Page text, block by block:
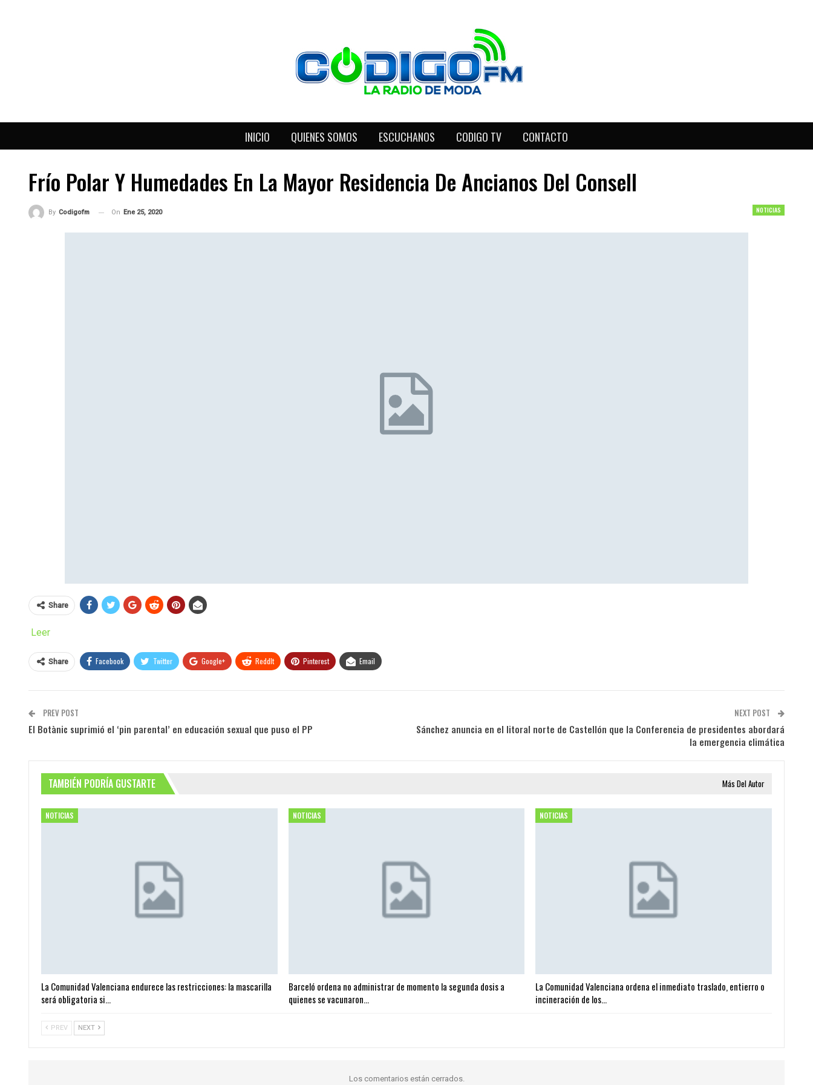
INICIO QUIENES SOMOS ESCUCHANOS CODIGO TV CONTACTO
Frío Polar Y Humedades En La Mayor Residencia De Ancianos Del Consell
NOTICIAS
By Codigofm On Ene 25, 2020
Share
Leer
Share Facebook Twitter Google+ ReddIt Pinterest Email
PREV POST
El Botànic suprimió el ‘pin parental’ en educación sexual que puso el PP
NEXT POST
Sánchez anuncia en el litoral norte de Castellón que la Conferencia de presidentes abordará
la emergencia climática
TAMBIÉN PODRÍA GUSTARTE Más Del Autor
NOTICIAS
La Comunidad Valenciana endurece las restricciones: la mascarilla
será obligatoria si…
NOTICIAS
Barceló ordena no administrar de momento la segunda dosis a
quienes se vacunaron…
NOTICIAS
La Comunidad Valenciana ordena el inmediato traslado, entierro o
incineración de los…
PREV NEXT
Los comentarios están cerrados.